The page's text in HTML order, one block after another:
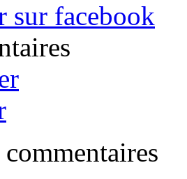
sur facebook